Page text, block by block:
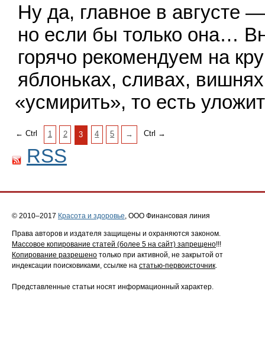
Ну да, главное в августе
но если бы только она…
горячо рекомендуем на
яблоньках, сливах,
«усмирить», то есть
← Ctrl 1 2 3 4 5 → Ctrl →
RSS
© 2010–2017 Красота и здоровье , ООО Финансовая линия
Права авторов и издателя защищены и охраняются законом.
Массовое копирование статей (более 5 на сайт) запрещено!!!
Копирование разрешено только при активной, не закрытой от
индексации поисковиками, ссылке на статью-первоисточник
Представленные статьи носят информационный характер.